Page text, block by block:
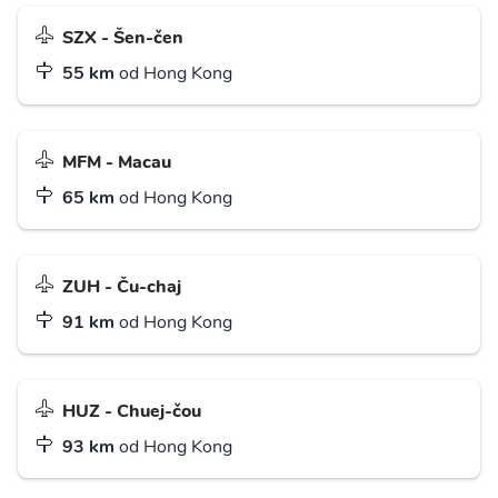
SZX - Šen-čen
55 km od Hong Kong
MFM - Macau
65 km od Hong Kong
ZUH - Ču-chaj
91 km od Hong Kong
HUZ - Chuej-čou
93 km od Hong Kong